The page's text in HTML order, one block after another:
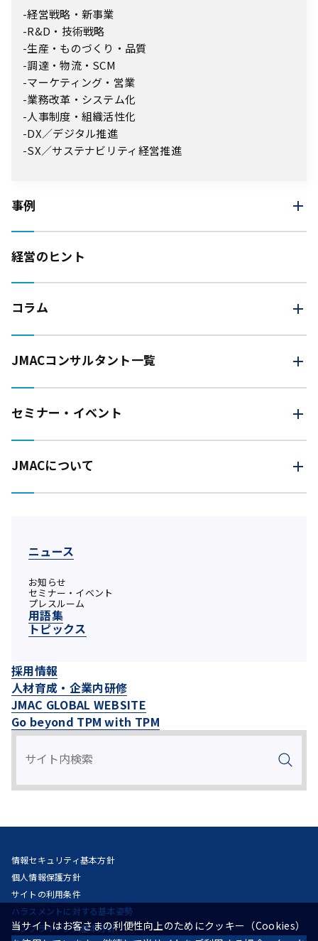
経営戦略・新事業
R&D・技術戦略
生産・ものづくり・品質
調達・物流・SCM
マーケティング・営業
業務改革・システム化
人事制度・組織活性化
DX／デジタル推進
SX／サステナビリティ経営推進
事例
経営のヒント
コラム
JMACコンサルタント一覧
セミナー・イベント
JMACについて
ニュース
お知らせ
セミナー・イベント
プレスルーム
用語集
トピックス
採用情報
人材育成・企業内研修
JMAC GLOBAL WEBSITE
Go beyond TPM with TPM
情報セキュリティ基本方針
個人情報保護方針
サイトの利用条件
ハラスメントに対する基本姿勢
コンプライアンス基本方針
当サイトはお客さまの利便性向上のためにクッキー（Cookies）